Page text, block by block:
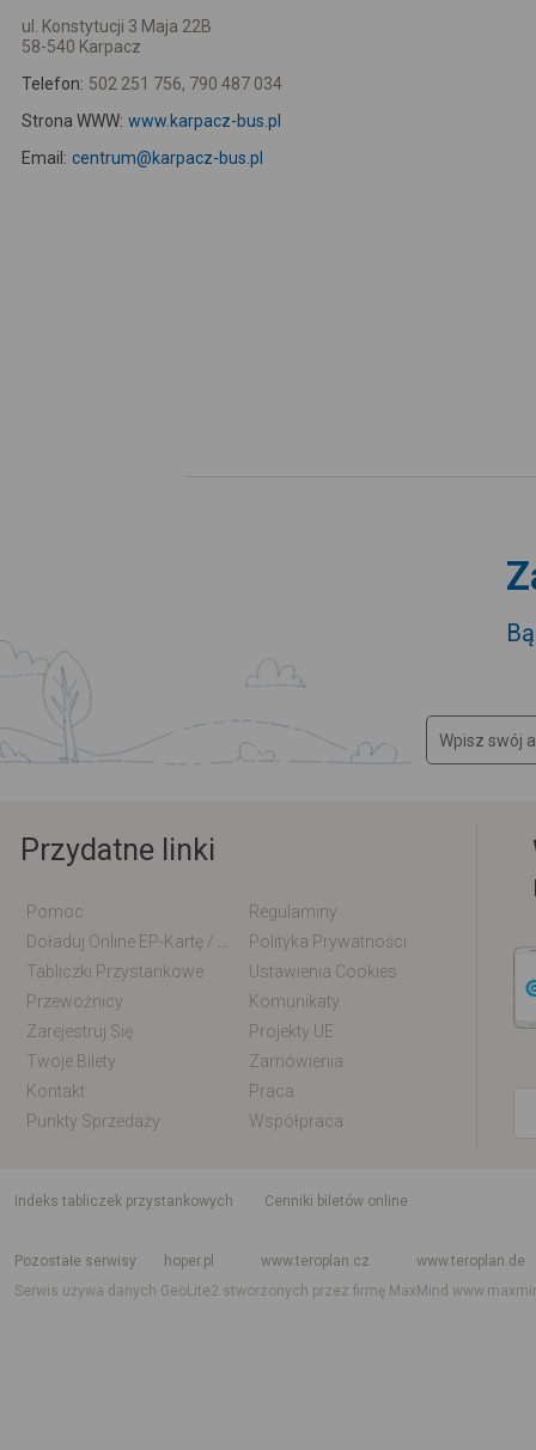
ul. Konstytucji 3 Maja 22B
58-540 Karpacz
Telefon: 502 251 756, 790 487 034
Strona WWW: www.karpacz-bus.pl
Email: centrum@karpacz-bus.pl
Przydatne linki
Pomoc
Regulaminy
Polityka Prywatności
Tabliczki Przystankowe
Ustawienia Cookies
Przewoźnicy
Komunikaty
Zarejestruj Się
Projekty UE
Twoje Bilety
Zamówienia
Kontakt
Praca
Punkty Sprzedaży
Współpraca
indeks tabliczek przystankowych
Cenniki biletów online
Pozostałe serwisy
hoper.pl www.teroplan.cz
www.teroplan.de
Serwis używa danych GeoLite2 stworzonych przez firmę MaxMind